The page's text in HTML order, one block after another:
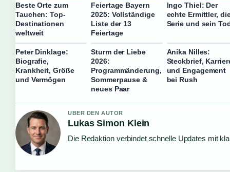
Beste Orte zum
Tauchen: Top-
Destinationen
weltweit
Feiertage Bayern
2025: Vollständige
Liste der 13
Feiertage
Ingo Thiel: Der
echte Ermittler,
Serie und sein
Peter Dinklage:
Biografie,
Krankheit, Größe
und Vermögen
Sturm der Liebe
2026:
Programmänderung,
Sommerpause &
neues Paar
Anika Nilles:
Steckbrief,
und Engagement
bei Rush
UBER DEN AUTOR
Lukas Simon Klein
Die Redaktion verbindet schnelle Updates mit